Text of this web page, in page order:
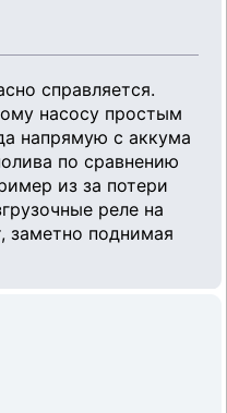
справляется.
насосу простым
напрямую с аккума
по сравнению
из за потери
реле на
заметно поднимая